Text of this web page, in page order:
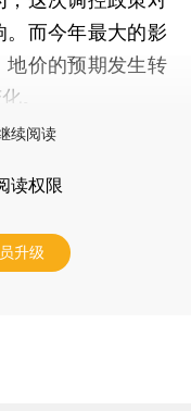
。而今年最大的影
地价的预期发生转
。
续阅读
读权限
升级